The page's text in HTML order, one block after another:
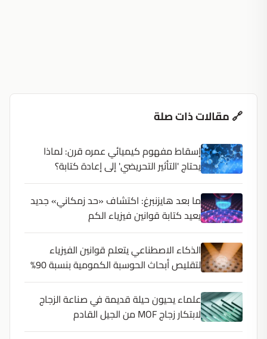
🔗 مقالات ذات صلة
إسقاط مفهوم كيميائي عمره قرن: لماذا
يحتاج 'التأثير التحريضي' إلى إعادة كتابة؟
ما بعد هايزنبرغ: اكتشاف «حد زمكاني» جديد
يعيد كتابة قوانين فيزياء الكم
الذكاء الاصطناعي يتعلم قوانين الفيزياء
لتقليص أبحاث الحوسبة الكمومية بنسبة 90%
علماء يحيون حيلة قديمة في صناعة الزجاج
لابتكار زجاج MOF من الجيل القادم